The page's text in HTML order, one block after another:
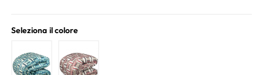
Seleziona il colore